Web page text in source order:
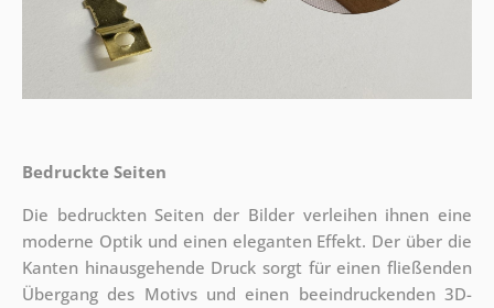
Bedruckte Seiten
Die bedruckten Seiten der Bilder verleihen ihnen eine
moderne Optik und einen eleganten Effekt. Der über die
Kanten hinausgehende Druck sorgt für einen fließenden
Übergang des Motivs und einen beeindruckenden 3D-